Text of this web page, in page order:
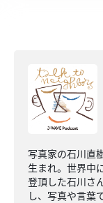
写真家の石川直
生まれ。世界中
登頂した石川さ
し、写真や言葉